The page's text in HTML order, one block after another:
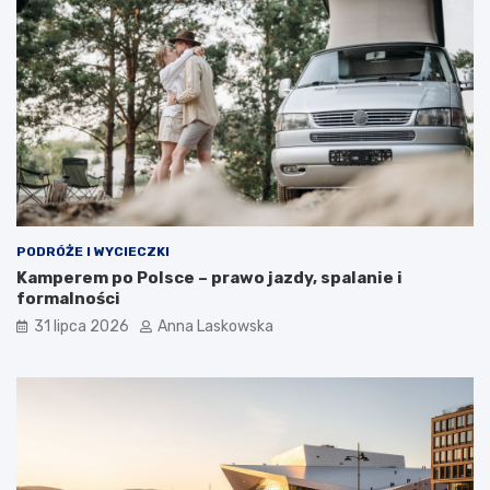
PODRÓŻE I WYCIECZKI
Kamperem po Polsce – prawo jazdy, spalanie i
formalności
31 lipca 2026 Anna Laskowska